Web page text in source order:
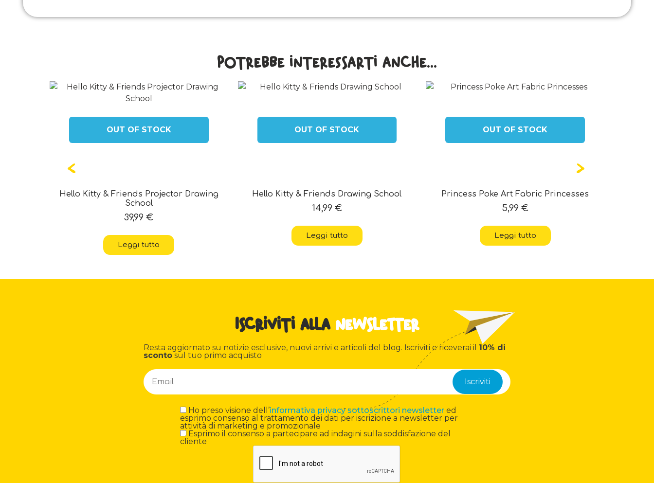
Potrebbe interessarti anche...
OUT OF STOCK
Hello Kitty & Friends Projector Drawing
School
39,99€
Leggi tutto
OUT OF STOCK
Hello Kitty & Friends Drawing School
14,99 €
Leggi tutto
OUT OF STOCK
Princess Poke Art Fabric Princesses
5,99 €
Leggi tutto
Iscriviti alla newsletter
Resta aggiornato su notizie esclusive, nuovi arrivi e articoli del blog. Iscriviti e riceverai il 10% di
sconto sul tuo primo acquisto
Ho preso visione dell’informativa privacy sottoscrittori newsletter ed
esprimo consenso al trattamento dei dati per iscrizione a newsletter per
attività di marketing e promozionale
Esprimo il consenso a partecipare ad indagini sulla soddisfazione del
cliente